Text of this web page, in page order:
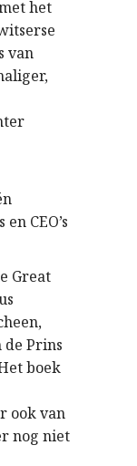
het
van
CEO’s
Great
Prins
boek
ook van
nog niet